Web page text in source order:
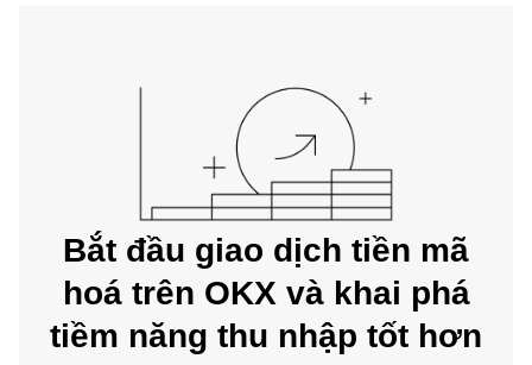
Bắt đầu giao dịch tiền mã
hoá trên OKX và khai phá
tiềm năng thu nhập tốt hơn